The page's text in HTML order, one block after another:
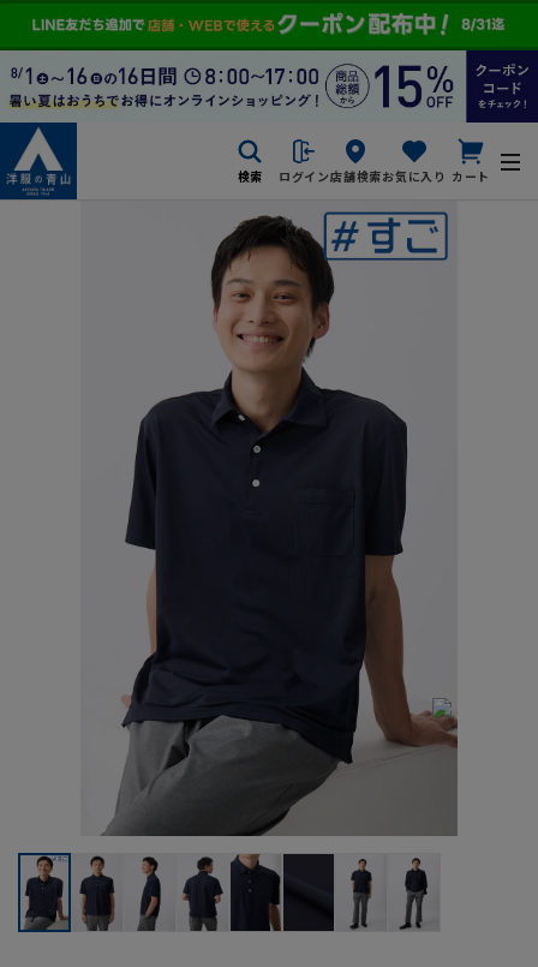
検索 ログイン店舗検索お気に入り カート